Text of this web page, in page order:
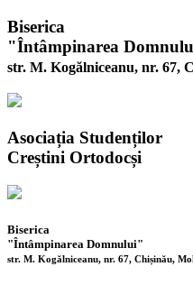
Biserica
"Întâmpinarea
str. M. Kogălniceanu, nr. 67,
Asociația Studenților
Creștini Ortodocși
Biserica
"Întâmpinarea Domnului"
str. M. Kogălniceanu, nr. 67, Chișinău,